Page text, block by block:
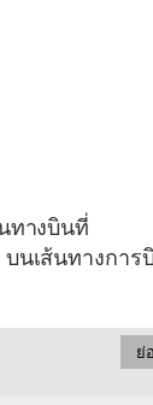
ทางบินที่
บนเส้นทางการ
ย่